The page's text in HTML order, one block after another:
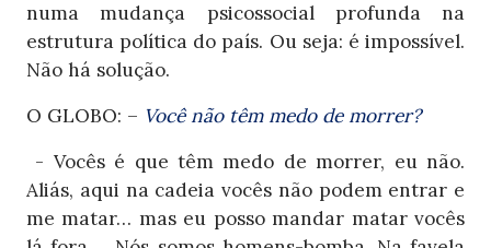
numa mudança psicossocial profunda na
estrutura política do país. Ou seja: é impossível.
Não há solução.
O GLOBO: – Você não têm medo de morrer?
- Vocês é que têm medo de morrer, eu não.
Aliás, aqui na cadeia vocês não podem entrar e
me matar… mas eu posso mandar matar vocês